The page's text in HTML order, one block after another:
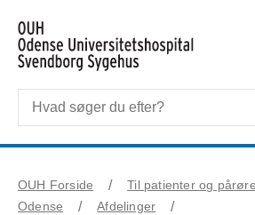
OUH Forside
Til patienter og
Odense
Afdelinger